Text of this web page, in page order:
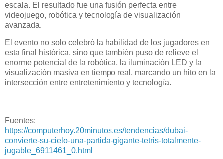
escala. El resultado fue una fusión perfecta entre
videojuego, robótica y tecnología de visualización
avanzada.
El evento no solo celebró la habilidad de los jugadores en
esta final histórica, sino que también puso de relieve el
enorme potencial de la robótica, la iluminación LED y la
visualización masiva en tiempo real, marcando un hito en la
intersección entre entretenimiento y tecnología.
Fuentes:
https://computerhoy.20minutos.es/tendencias/dubai-
convierte-su-cielo-una-partida-gigante-tetris-totalmente-
jugable_6911461_0.html